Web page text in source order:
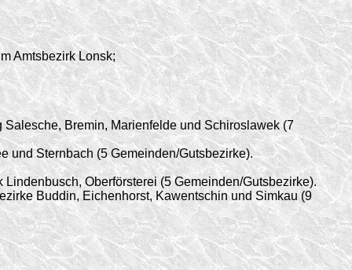
Amtsbezirk Lonsk;
Bremin, Marienfelde und Schiroslawek (7
und Sternbach (5 Gemeinden/Gutsbezirke).
Oberförsterei (5 Gemeinden/Gutsbezirke).
Buddin, Eichenhorst, Kawentschin und Simkau (9